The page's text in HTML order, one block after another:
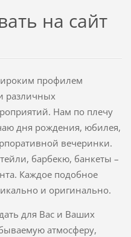
на сайт
профилем
различных
Нам по плечу
дня рождения, юбилея,
вечеринки.
барбекю, банкеты –
Каждое подобное
и оригинально.
для Вас и Ваших
атмосферу,